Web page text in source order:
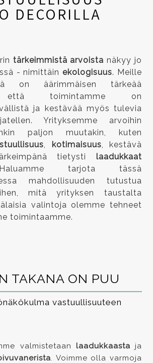
DECORILLA
tärkeimmistä arvoista näkyy jo
- nimittäin ekologisuus. Meille
on äärimmäisen tärkeää
että toimintamme on
ja kestävää myös tulevia
Yrityksemme arvoihin
paljon muutakin, kuten
kotimaisuus , kestävä
tietysti laadukkaat
tarjota tässä
mahdollisuuden tutustua
mitä yrityksen taustalta
valintoja olemme tehneet
toimintaamme.
TAKANA ON PUU
vastuullisuuteen
valmistetaan laadukkaasta ja
. Voimme olla varmoja